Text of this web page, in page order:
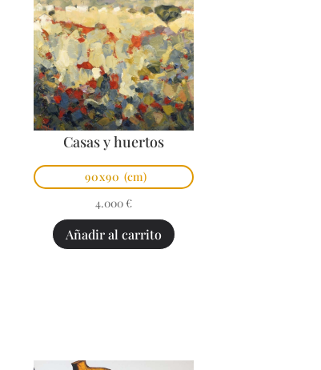
Casas y huertos
90x90 (cm)
4.000 €
Añadir al carrito